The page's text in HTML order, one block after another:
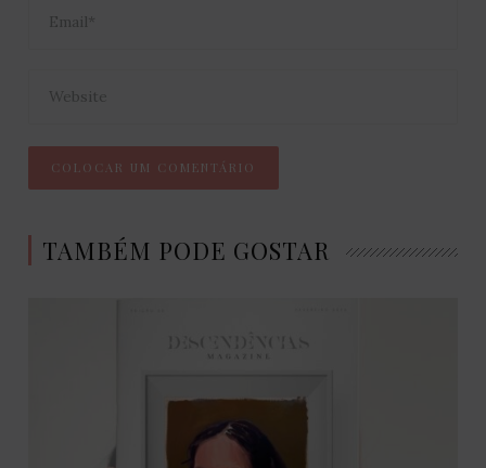
TAMBÉM PODE GOSTAR